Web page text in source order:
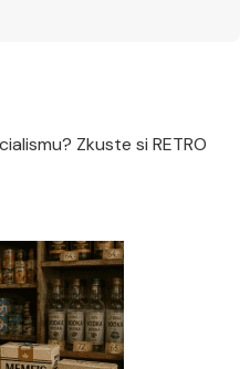
Zkuste si RETRO